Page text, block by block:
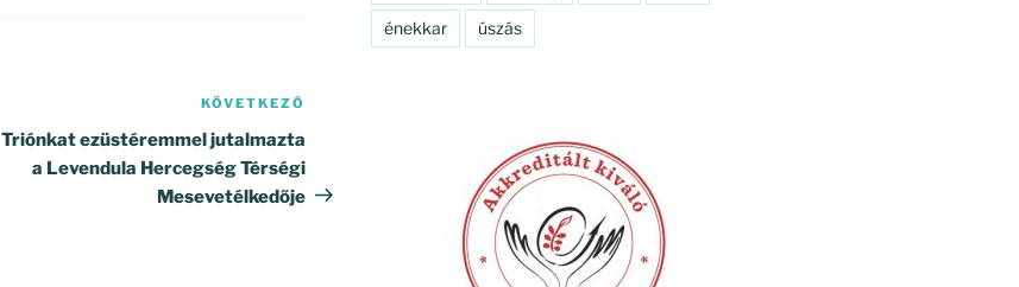
KÖVETKEZŐ
Triónkat ezüstéremmel jutalmazta
a Levendula Hercegség Térségi
Mesevetélkedője
énekkar úszás